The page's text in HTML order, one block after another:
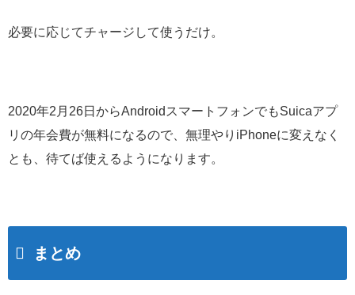
必要に応じてチャージして使うだけ。
2020年2月26日からAndroidスマートフォンでもSuicaアプ
リの年会費が無料になるので、無理やりiPhoneに変えなく
とも、待てば使えるようになります。
まとめ